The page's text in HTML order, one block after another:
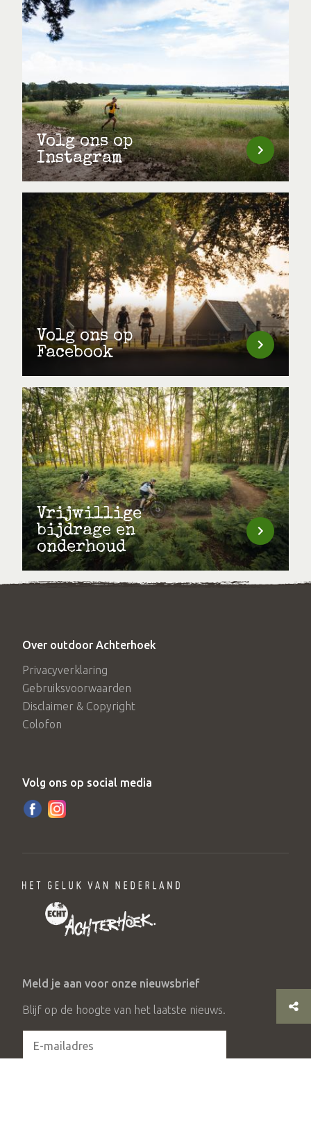
Volg ons op
Instagram
Volg ons op
Facebook
Vrijwillige
bijdrage en
onderhoud
Over outdoor Achterhoek
Privacyverklaring
Gebruiksvoorwaarden
Disclaimer & Copyright
Colofon
Volg ons op social media
Meld je aan voor onze nieuwsbrief
Blijf op de hoogte van het laatste nieuws.